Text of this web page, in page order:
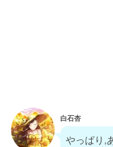
白石杏
やっぱり,